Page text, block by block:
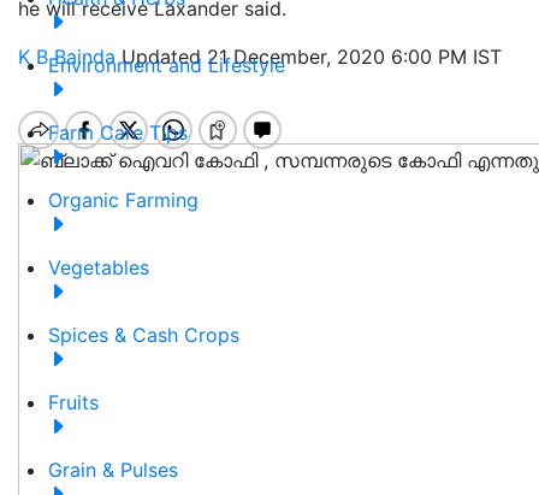
Environment and Lifestyle
Farm Care Tips
Organic Farming
Vegetables
Spices & Cash Crops
Fruits
Grain & Pulses
he will receive Laxander said.
K B BaindaUpdated 21 December, 2020 6:00 PM IST